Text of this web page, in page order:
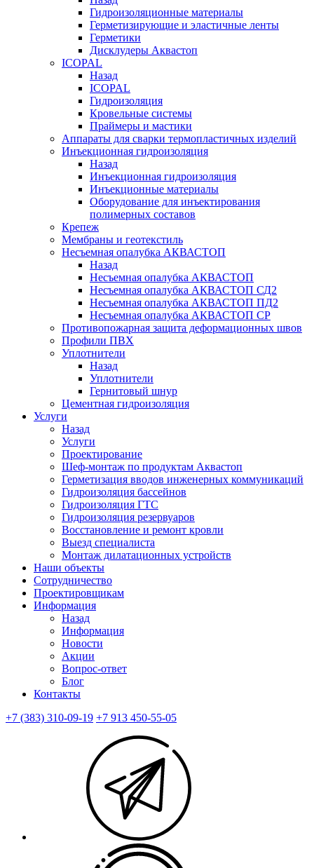
Гидроизоляционные материалы
Герметизирующие и эластичные ленты
Герметики
Дисклудеры Аквастоп
ICOPAL
Назад
ICOPAL
Гидроизоляция
Кровельные системы
Праймеры и мастики
Аппараты для сварки термопластичных изделий
Инъекционная гидроизоляция
Назад
Инъекционная гидроизоляция
Инъекционные материалы
Оборудование для инъектирования
полимерных составов
Крепеж
Мембраны и геотекстиль
Несъемная опалубка АКВАСТОП
Назад
Несъемная опалубка АКВАСТОП
Несъемная опалубка АКВАСТОП СД2
Несъемная опалубка АКВАСТОП ПД2
Несъемная опалубка АКВАСТОП СР
Противопожарная защита деформационных швов
Профили ПВХ
Уплотнители
Назад
Уплотнители
Гернитовый шнур
Цементная гидроизоляция
Услуги
Назад
Услуги
Проектирование
Шеф-монтаж по продуктам Аквастоп
Герметизация вводов инженерных коммуникаций
Гидроизоляция бассейнов
Гидроизоляция ГТС
Гидроизоляция резервуаров
Восстановление и ремонт кровли
Выезд специалиста
Монтаж дилатационных устройств
Наши объекты
Сотрудничество
Проектировщикам
Информация
Назад
Информация
Новости
Акции
Вопрос-ответ
Блог
Контакты
+7 (383) 310-09-19 +7 913 450-55-05